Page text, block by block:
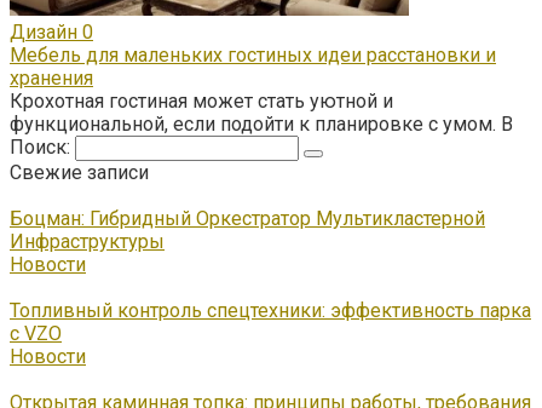
Дизайн 0
Мебель для маленьких гостиных идеи расстановки и
хранения
Крохотная гостиная может стать уютной и
функциональной, если подойти к планировке с умом. В
Поиск:
Свежие записи
Боцман: Гибридный Оркестратор Мультикластерной
Инфраструктуры
Новости
Топливный контроль спецтехники: эффективность парка
с VZO
Новости
Открытая каминная топка: принципы работы, требования